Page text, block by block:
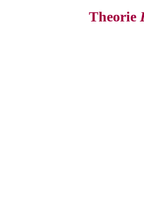
Theorie